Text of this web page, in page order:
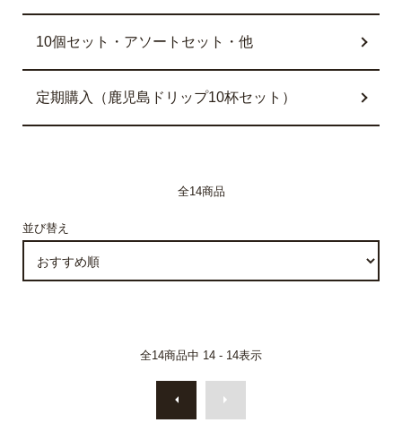
10個セット・アソートセット・他
定期購入（鹿児島ドリップ10杯セット）
全14商品
並び替え
全14商品中 14 - 14表示